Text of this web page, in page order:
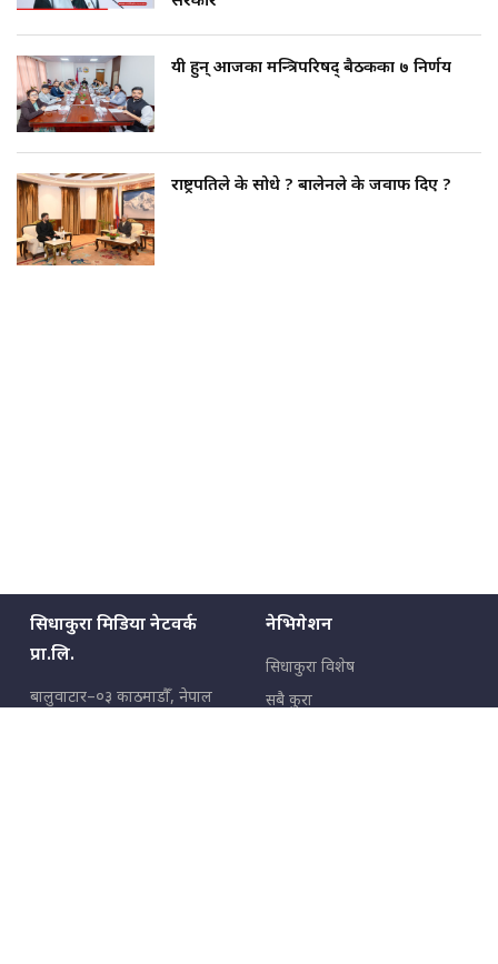
यी हुन् आजका मन्त्रिपरिषद् बैठकका ७ निर्णय
राष्ट्रपतिले के सोधे ? बालेनले के जवाफ दिए ?
सिधाकुरा मिडिया नेटवर्क
प्रा.लि.
बालुवाटार–०३ काठमाडौँ, नेपाल
नेभिगेशन
सिधाकुरा विशेष
सबै कुरा